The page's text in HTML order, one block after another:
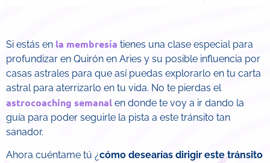
Si estás en la membresía tienes una clase especial para
profundizar en Quirón en Aries y su posible influencia por
casas astrales para que así puedas explorarlo en tu carta
astral para aterrizarlo en tu vida. No te pierdas el
astrocoaching semanal en donde te voy a ir dando la
guía para poder seguirle la pista a este tránsito tan
sanador.
Ahora cuéntame tú ¿cómo desearías dirigir este tránsito